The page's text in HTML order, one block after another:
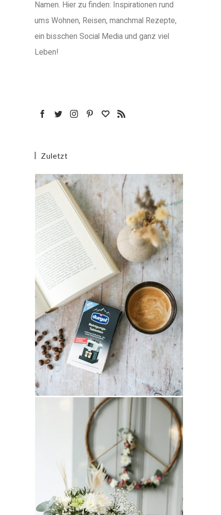
Namen. Hier zu finden: Inspirationen rund
ums Wohnen, Reisen, manchmal Rezepte,
ein bisschen Social Media und ganz viel
Leben!
Zuletzt